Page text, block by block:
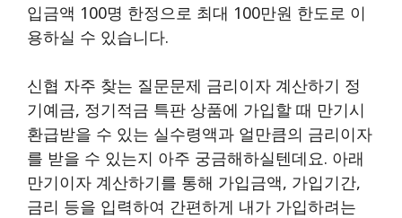
입금액 100명 한정으로 최대 100만원 한도로 이
용하실 수 있습니다.
신협 자주 찾는 질문문제 금리이자 계산하기 정
기예금, 정기적금 특판 상품에 가입할 때 만기시
환급받을 수 있는 실수령액과 얼만큼의 금리이자
를 받을 수 있는지 아주 궁금해하실텐데요. 아래
만기이자 계산하기를 통해 가입금액, 가입기간,
금리 등을 입력하여 간편하게 내가 가입하려는